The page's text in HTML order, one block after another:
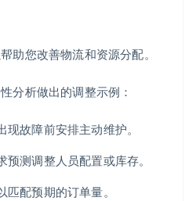
助您改善物流和资源分配。
分析做出的调整示例：
故障前安排主动维护。
测调整人员配置或库存。
配预期的订单量。